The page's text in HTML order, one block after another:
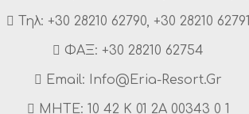
Τηλ: +30 28210 62790, +30 28210 62791
ΦΑΞ: +30 28210 62754
Email: Info@eria-Resort.gr
MHTE: 10 42 Κ 01 2Α 00343 0 1